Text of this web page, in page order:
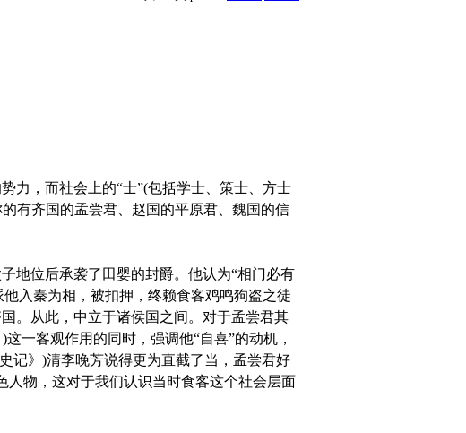
，而社会上的“士”(包括学士、策士、方士
有齐国的孟尝君、赵国的平原君、魏国的信
位后承袭了田婴的封爵。他认为“相门必有
入秦为相，被扣押，终赖食客鸡鸣狗盗之徒
。从此，中立于诸侯国之间。对于孟尝君其
一客观作用的同时，强调他“自喜”的动机，
记》)清李晚芳说得更为直截了当，孟尝君好
人物，这对于我们认识当时食客这个社会层面